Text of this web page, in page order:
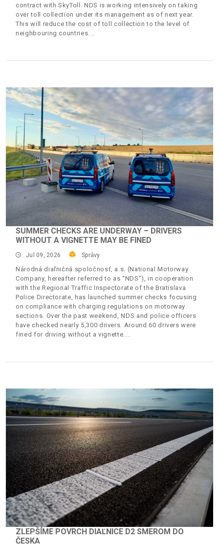
contract with SkyToll. NDS is working intensively on taking
over toll collection under its management as of next year.
This will reduce the cost of toll collection to the level of
neighbouring countries.
SUMMER CHECKS ARE UNDERWAY – DRIVERS
WITHOUT A VIGNETTE MAY BE FINED
Jul 09, 2026 Správy
Národná diaľničná spoločnosť, a.s. (National Motorway
Company, hereafter referred to as “NDS”), in cooperation
with the Regional Traffic Inspectorate of the Bratislava
Police Directorate, has launched summer checks focusing
on compliance with charging regulations on motorway
sections. Over the past weekend, NDS and police officers
have checked nearly 5,300 drivers. Around 60 drivers were
fined for driving without a vignette.
ZLEPŠÍME POVRCH DIAĽNICE D2 SMEROM DO
ČESKA